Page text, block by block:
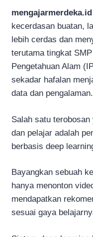
mengajarmerdeka.id
kecerdasan buatan,
lebih cerdas dan
terutama tingkat
Pengetahuan Alam
sekadar hafalan
data dan pengalaman.
Salah satu
dan pelajar adalah
berbasis deep
Bayangkan sebuah
hanya menonton
mendapatkan
sesuai gaya